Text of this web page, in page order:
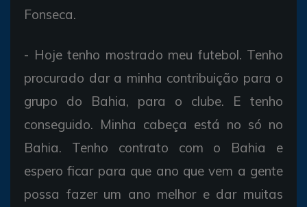
Fonseca.
- Hoje tenho mostrado meu futebol. Tenho
procurado dar a minha contribuição para o
grupo do Bahia, para o clube. E tenho
conseguido. Minha cabeça está no só no
Bahia. Tenho contrato com o Bahia e
espero ficar para que ano que vem a gente
possa fazer um ano melhor e dar muitas